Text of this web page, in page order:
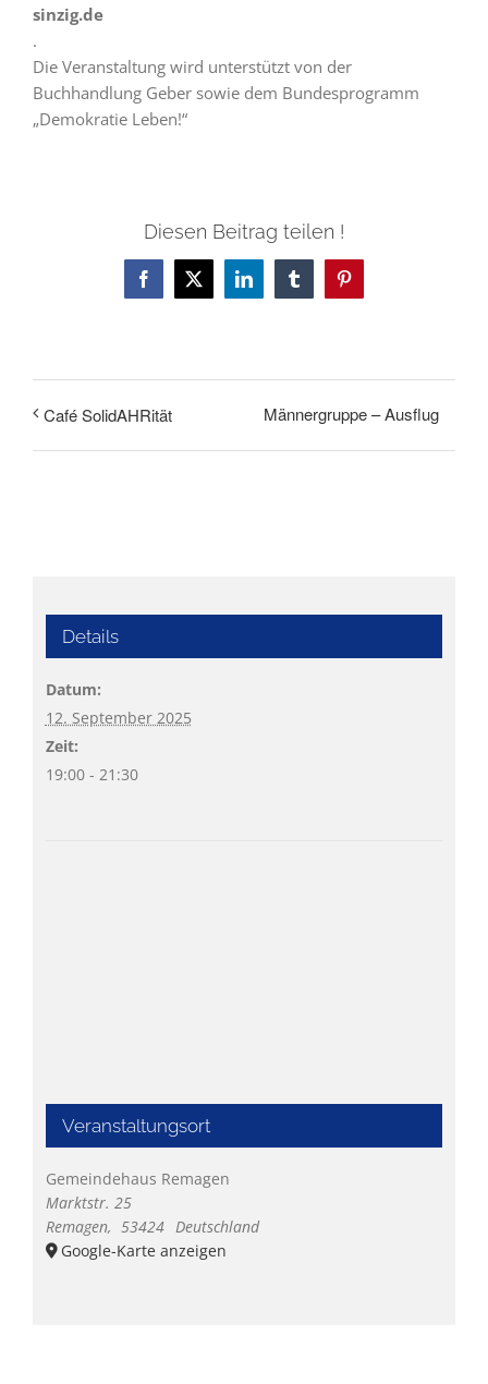
sinzig.de
.
Die Veranstaltung wird unterstützt von der
Buchhandlung Geber sowie dem Bundesprogramm
„Demokratie Leben!“
Diesen Beitrag teilen !
Facebook
X LinkedInTumblrPinterest
Café SolidAHRität Männergruppe – Ausflug
Details
Datum:
12. September 2025
Zeit:
19:00 - 21:30
Veranstaltungsort
Gemeindehaus Remagen
Marktstr. 25
Remagen, 53424 Deutschland
Google-Karte anzeigen